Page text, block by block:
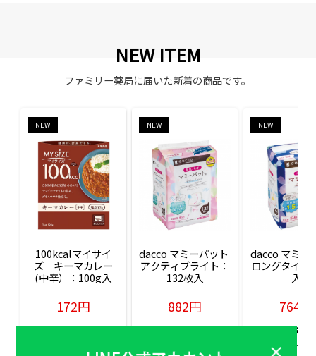
NEW ITEM
ファミリー薬局に届いた新着の商品です。
NEW
100kcalマイサイ
ズ　キーマカレー
(中辛）：100g入
172円
販売価格(税込)
NEW
dacco マミーパット
アクティブライト：
132枚入
882円
販売価格(税込)
NEW
dacco マミー
ロングタイム
入
764円
販売価格(税